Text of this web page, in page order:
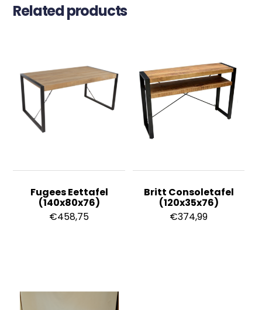
Related products
Fugees Eettafel
(140x80x76)
€458,75
Britt Consoletafel
(120x35x76)
€374,99